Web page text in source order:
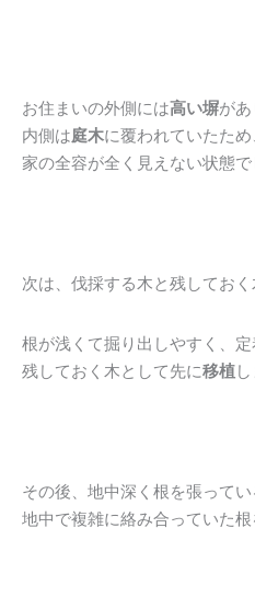
お住まいの外側には高い塀があ
内側は庭木に覆われていたため
家の全容が全く見えない状態で
次は、伐採する木と残してお
根が浅くて掘り出しやすく、
残しておく木として先に移植
その後、地中深く根を張って
地中で複雑に絡み合っていた根